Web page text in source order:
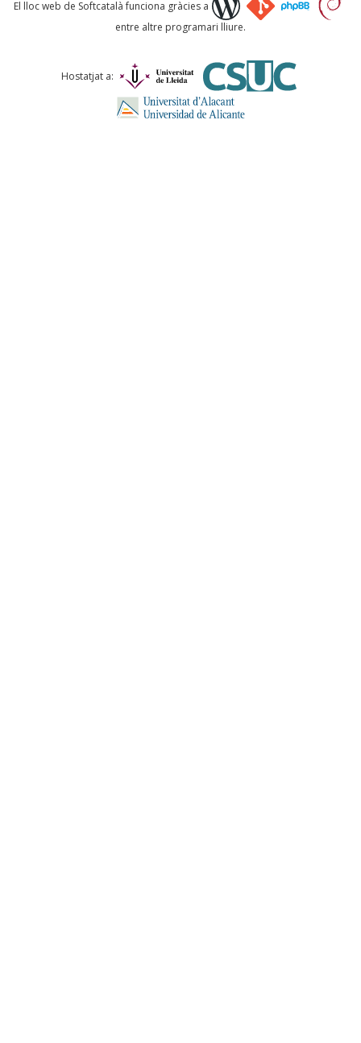
Comentari *
El lloc web de Softcatalà funciona gràcies a
entre altre programari lliure.
Hostatjat a: